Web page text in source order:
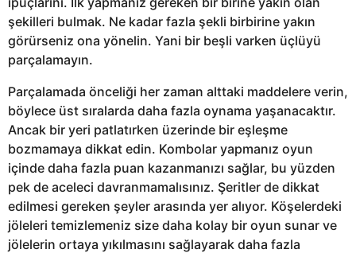
şekilleri bulmak. Ne kadar fazla şekli birbirine yakın
görürseniz ona yönelin. Yani bir beşli varken üçlüyü
parçalamayın.
Parçalamada önceliği her zaman alttaki maddelere verin,
böylece üst sıralarda daha fazla oynama yaşanacaktır.
Ancak bir yeri patlatırken üzerinde bir eşleşme
bozmamaya dikkat edin. Kombolar yapmanız oyun
içinde daha fazla puan kazanmanızı sağlar, bu yüzden
pek de aceleci davranmamalısınız. Şeritler de dikkat
edilmesi gereken şeyler arasında yer alıyor. Köşelerdeki
jöleleri temizlemeniz size daha kolay bir oyun sunar ve
jölelerin ortaya yıkılmasını sağlayarak daha fazla